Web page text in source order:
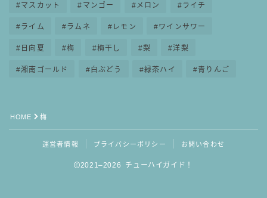
マスカット マンゴー メロン ライチ
ライム ラムネ レモン ワインサワー
日向夏 梅 梅干し 梨 洋梨
湘南ゴールド 白ぶどう 緑茶ハイ 青りんご
HOME 梅
運営者情報 プライバシーポリシー お問い合わせ
2021–2026 チューハイガイド！